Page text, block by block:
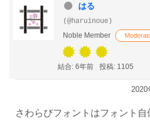
はる
(@haruinoue)
Noble Member
結合: 6年前 投稿: 1105
2020
さわらびフォントはフォント自